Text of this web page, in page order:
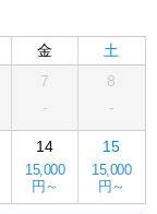
金
土
7
-
8
-
14
15,000
円～
15
15,000
円～